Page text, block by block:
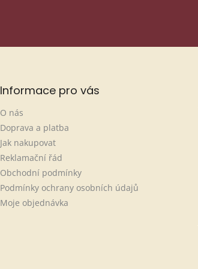
Informace pro vás
O nás
Doprava a platba
Jak nakupovat
Reklamační řád
Obchodní podmínky
Podmínky ochrany osobních údajů
Moje objednávka